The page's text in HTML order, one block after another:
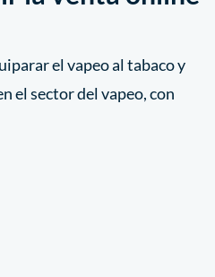
el vapeo al tabaco y
el sector del vapeo, con